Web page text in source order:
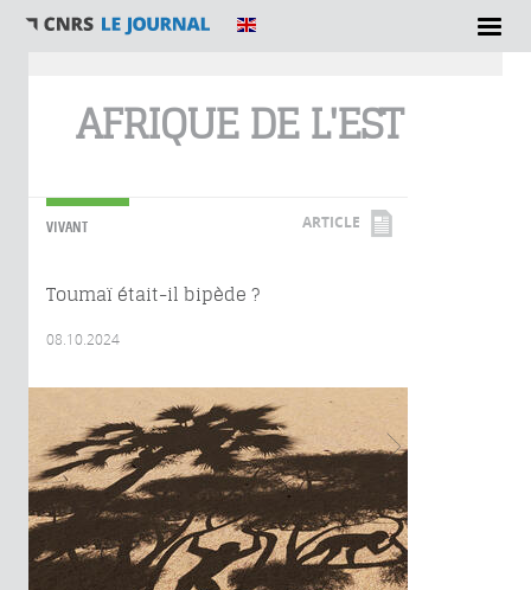
AFRIQUE DE L'EST
VIVANT ARTICLE
Toumaï était-il bipède ?
08.10.2024